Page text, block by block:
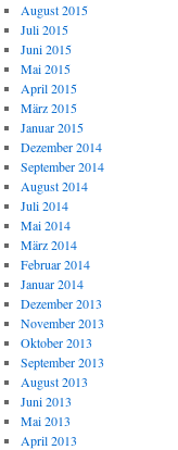
August 2015
Juli 2015
Juni 2015
Mai 2015
April 2015
März 2015
Januar 2015
Dezember 2014
September 2014
August 2014
Juli 2014
Mai 2014
März 2014
Februar 2014
Januar 2014
Dezember 2013
November 2013
Oktober 2013
September 2013
August 2013
Juni 2013
Mai 2013
April 2013